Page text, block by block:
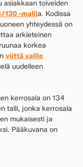
asiakkaan toiveiden
130 -mallia. Kodissa
yhteydessä on
arkieteinen
korkea
viittä vaille
uudelleen
kerrosala on 134
talli, jonka kerrosala
mukaisesti ja
Pääkuvana on